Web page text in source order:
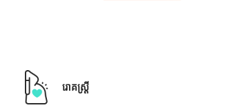
រោគស្ត្រី